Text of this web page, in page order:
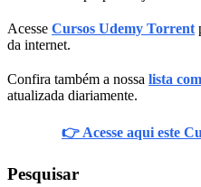
Acesse Cursos Udemy Torrent
da internet.
Confira também a nossa lista
atualizada diariamente.
👉 Acesse aqui este
Pesquisar